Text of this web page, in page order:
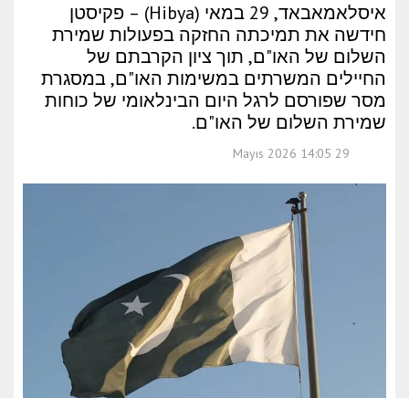
איסלאמאבאד, 29 במאי (Hibya) – פקיסטן
חידשה את תמיכתה החזקה בפעולות שמירת
השלום של האו"ם, תוך ציון הקרבתם של
החיילים המשרתים במשימות האו"ם, במסגרת
מסר שפורסם לרגל היום הבינלאומי של כוחות
שמירת השלום של האו"ם.
29 Mayıs 2026 14:05